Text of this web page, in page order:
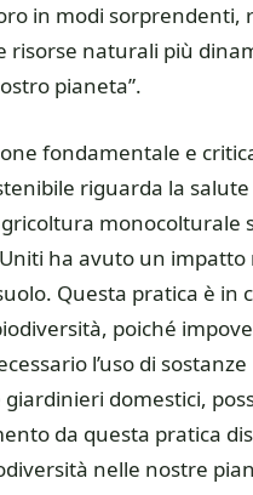
in modi sorprendenti,
risorse naturali più
pianeta”.
fondamentale e
riguarda la salute
monocolturale
ha avuto un
Questa pratica è in
poiché
l’uso di sostanze
giardinieri domestici,
da questa pratica
nelle nostre